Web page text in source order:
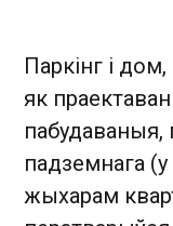
Паркінг і
як
пабудаваныя,
падземнага
жыхарам